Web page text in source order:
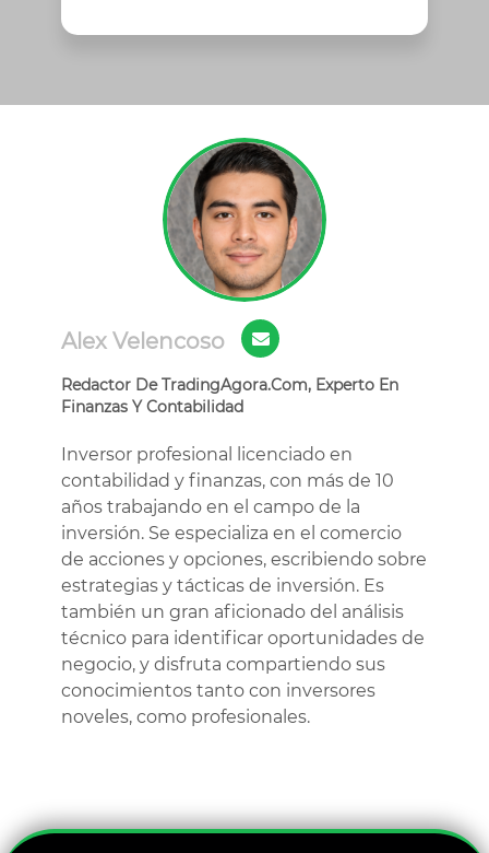
Alex Velencoso
Redactor De TradingAgora.Com, Experto En
Finanzas Y Contabilidad
Inversor profesional licenciado en
contabilidad y finanzas, con más de 10
años trabajando en el campo de la
inversión. Se especializa en el comercio
de acciones y opciones, escribiendo sobre
estrategias y tácticas de inversión. Es
también un gran aficionado del análisis
técnico para identificar oportunidades de
negocio, y disfruta compartiendo sus
conocimientos tanto con inversores
noveles, como profesionales.